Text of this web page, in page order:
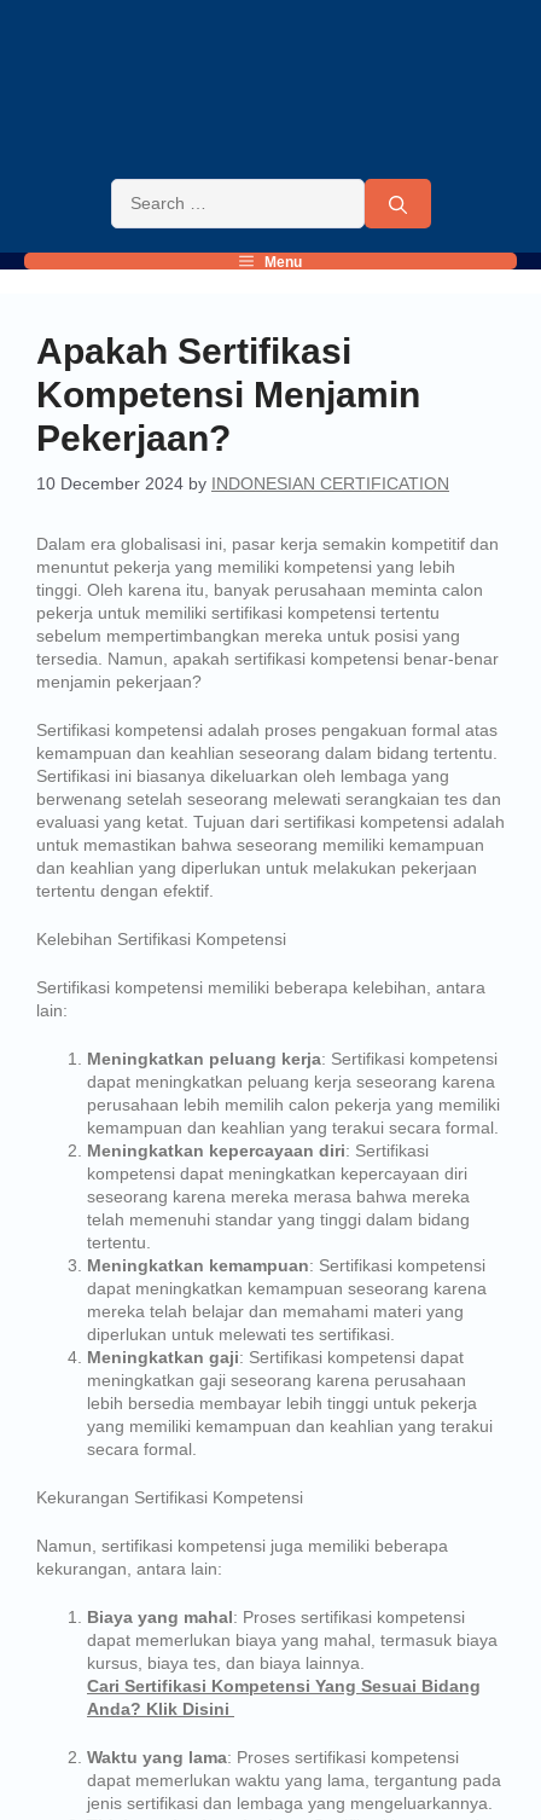
Menu
Apakah Sertifikasi
Kompetensi Menjamin
Pekerjaan?
10 December 2024 by INDONESIAN CERTIFICATION
Dalam era globalisasi ini, pasar kerja semakin kompetitif dan
menuntut pekerja yang memiliki kompetensi yang lebih
tinggi. Oleh karena itu, banyak perusahaan meminta calon
pekerja untuk memiliki sertifikasi kompetensi tertentu
sebelum mempertimbangkan mereka untuk posisi yang
tersedia. Namun, apakah sertifikasi kompetensi benar-benar
menjamin pekerjaan?
Sertifikasi kompetensi adalah proses pengakuan formal atas
kemampuan dan keahlian seseorang dalam bidang tertentu.
Sertifikasi ini biasanya dikeluarkan oleh lembaga yang
berwenang setelah seseorang melewati serangkaian tes dan
evaluasi yang ketat. Tujuan dari sertifikasi kompetensi adalah
untuk memastikan bahwa seseorang memiliki kemampuan
dan keahlian yang diperlukan untuk melakukan pekerjaan
tertentu dengan efektif.
Kelebihan Sertifikasi Kompetensi
Sertifikasi kompetensi memiliki beberapa kelebihan, antara
lain:
Meningkatkan peluang kerja: Sertifikasi kompetensi
dapat meningkatkan peluang kerja seseorang karena
perusahaan lebih memilih calon pekerja yang memiliki
kemampuan dan keahlian yang terakui secara formal.
Meningkatkan kepercayaan diri: Sertifikasi
kompetensi dapat meningkatkan kepercayaan diri
seseorang karena mereka merasa bahwa mereka
telah memenuhi standar yang tinggi dalam bidang
tertentu.
Meningkatkan kemampuan: Sertifikasi kompetensi
dapat meningkatkan kemampuan seseorang karena
mereka telah belajar dan memahami materi yang
diperlukan untuk melewati tes sertifikasi.
Meningkatkan gaji: Sertifikasi kompetensi dapat
meningkatkan gaji seseorang karena perusahaan
lebih bersedia membayar lebih tinggi untuk pekerja
yang memiliki kemampuan dan keahlian yang terakui
secara formal.
Kekurangan Sertifikasi Kompetensi
Namun, sertifikasi kompetensi juga memiliki beberapa
kekurangan, antara lain:
Biaya yang mahal: Proses sertifikasi kompetensi
dapat memerlukan biaya yang mahal, termasuk biaya
kursus, biaya tes, dan biaya lainnya.
Cari Sertifikasi Kompetensi Yang Sesuai Bidang
Anda? Klik Disini
Waktu yang lama: Proses sertifikasi kompetensi
dapat memerlukan waktu yang lama, tergantung pada
jenis sertifikasi dan lembaga yang mengeluarkannya.